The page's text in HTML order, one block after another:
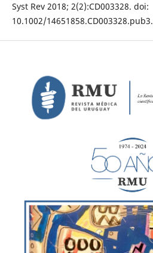
Syst Rev 2018; 2(2):CD003328. doi:
10.1002/14651858.CD003328.pub3.